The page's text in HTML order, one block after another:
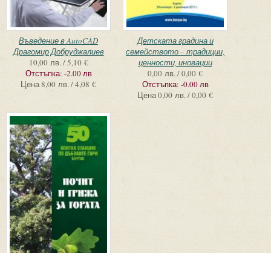
Въведение в AutoCAD
Драгомир Добруджалиев
10,00 лв. / 5,10 €
Отстъпка: -2.00 лв
Цена8,00 лв. / 4,08 €
Детската градина и
семейството – традиции,
ценности, иновации
0,00 лв. / 0,00 €
Отстъпка: -0.00 лв
Цена0,00 лв. / 0,00 €